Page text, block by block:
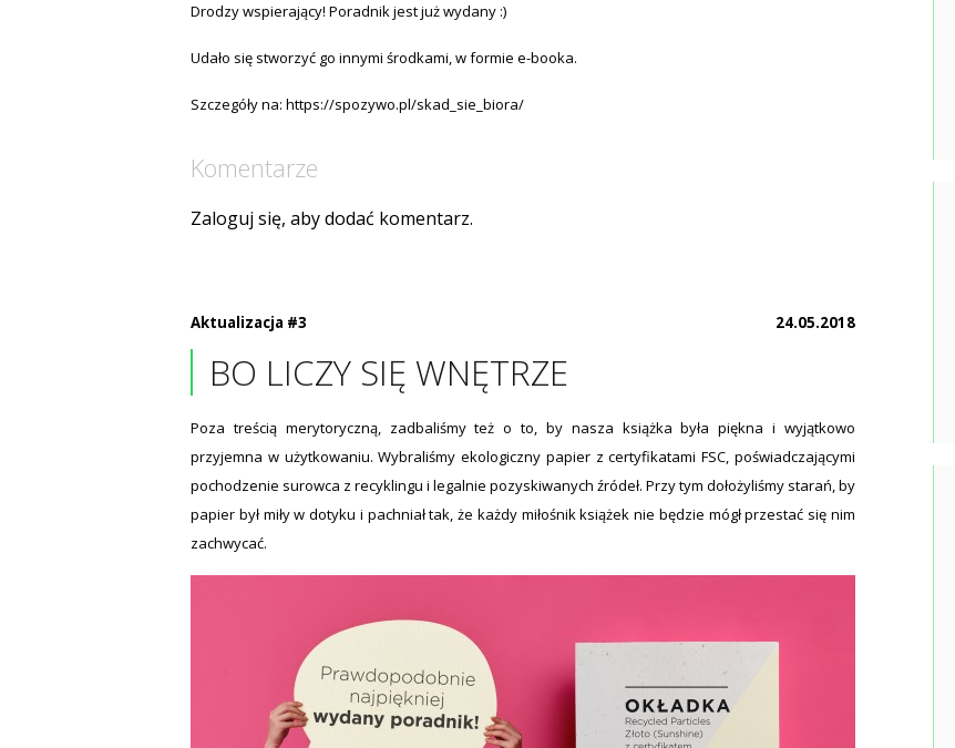
Drodzy wspierający! Poradnik jest już wydany :)
Udało się stworzyć go innymi środkami, w formie e-booka.
Szczegóły na: https://spozywo.pl/skad_sie_biora/
Komentarze
Zaloguj się, aby dodać komentarz.
Aktualizacja #3 24.05.2018
BO LICZY SIĘ WNĘTRZE
Poza treścią merytoryczną, zadbaliśmy też o to, by nasza książka była piękna i wyjątkowo
przyjemna w użytkowaniu. Wybraliśmy ekologiczny papier z certyfikatami FSC, poświadczającymi
pochodzenie surowca z recyklingu i legalnie pozyskiwanych źródeł. Przy tym dołożyliśmy starań, by
papier był miły w dotyku i pachniał tak, że każdy miłośnik książek nie będzie mógł przestać się nim
zachwycać.